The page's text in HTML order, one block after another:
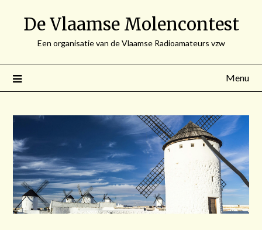
De Vlaamse Molencontest
Een organisatie van de Vlaamse Radioamateurs vzw
Menu